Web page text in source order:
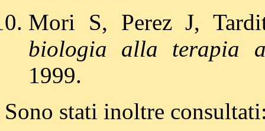
Mori S, Perez J,
biologia alla terapia
1999.
Sono stati inoltre